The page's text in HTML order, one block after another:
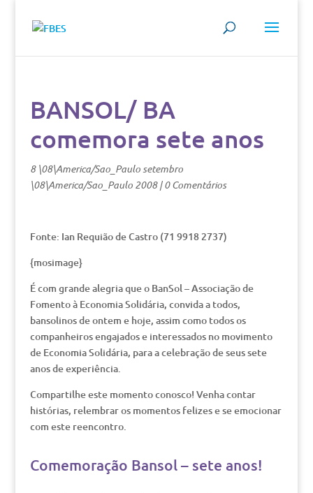
BANSOL/ BA
comemora sete anos
8 \08\America/Sao_Paulo setembro
\08\America/Sao_Paulo 2008|0 Comentários
Fonte: Ian Requião de Castro (71 9918 2737)
{mosimage}
É com grande alegria que o BanSol – Associação de
Fomento à Economia Solidária, convida a todos,
bansolinos de ontem e hoje, assim como todos os
companheiros engajados e interessados no movimento
de Economia Solidária, para a celebração de seus sete
anos de experiência.
Compartilhe este momento conosco! Venha contar
histórias, relembrar os momentos felizes e se emocionar
com este reencontro.
Comemoração Bansol – sete anos!